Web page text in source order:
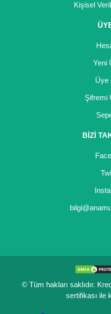
Kişisel
Yeni
Üye
Şifremi
BİZİ
© Tüm hakları saklıdır.
sertifikası ile